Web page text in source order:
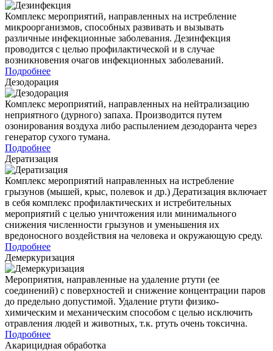
Комплекс мероприятий, направленных на истребление
микроорганизмов, способных развивать и вызывать
различные инфекционные заболевания. Дезинфекция
проводится с целью профилактической и в случае
возникновения очагов инфекционных заболеваний.
Подробнее
Дезодорация
Комплекс мероприятий, направленных на нейтрализацию
неприятного (дурного) запаха. Производится путем
озонирования воздуха либо распылением дезодоранта через
генератор сухого тумана.
Подробнее
Дератизация
Комплекс мероприятий направленных на истребление
грызунов (мышей, крыс, полевок и др.) Дератизация включает
в себя комплекс профилактических и истребительных
мероприятий с целью уничтожения или минимального
снижения численности грызунов и уменьшения их
вредоносного воздействия на человека и окружающую среду.
Подробнее
Демеркуризация
Мероприятия, направленные на удаление ртути (ее
соединений) с поверхностей и снижение концентрации паров
до предельно допустимой. Удаление ртути физико-
химическим и механическим способом с целью исключить
отравления людей и животных, т.к. ртуть очень токсична.
Подробнее
Акарицидная обработка